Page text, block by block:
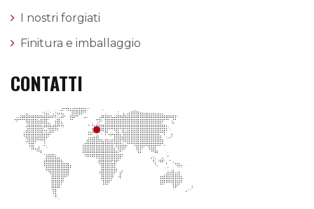
I nostri forgiati
Finitura e imballaggio
CONTATTI